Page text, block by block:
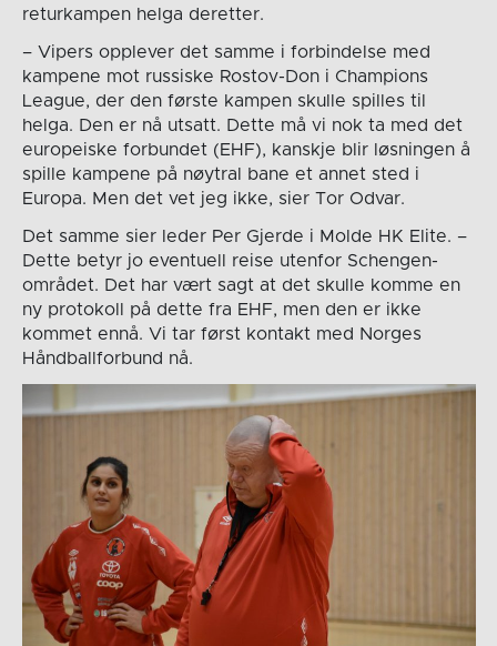
returkampen helga deretter.
– Vipers opplever det samme i forbindelse med
kampene mot russiske Rostov-Don i Champions
League, der den første kampen skulle spilles til
helga. Den er nå utsatt. Dette må vi nok ta med det
europeiske forbundet (EHF), kanskje blir løsningen å
spille kampene på nøytral bane et annet sted i
Europa. Men det vet jeg ikke, sier Tor Odvar.
Det samme sier leder Per Gjerde i Molde HK Elite. –
Dette betyr jo eventuell reise utenfor Schengen-
området. Det har vært sagt at det skulle komme en
ny protokoll på dette fra EHF, men den er ikke
kommet ennå. Vi tar først kontakt med Norges
Håndballforbund nå.